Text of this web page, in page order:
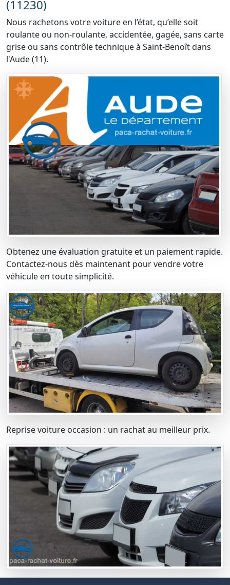
(11230)
Nous rachetons votre voiture en l’état, qu’elle soit
roulante ou non-roulante, accidentée, gagée, sans carte
grise ou sans contrôle technique à Saint-Benoît dans
l'Aude (11).
Obtenez une évaluation gratuite et un paiement rapide.
Contactez-nous dès maintenant pour vendre votre
véhicule en toute simplicité.
Reprise voiture occasion : un rachat au meilleur prix.